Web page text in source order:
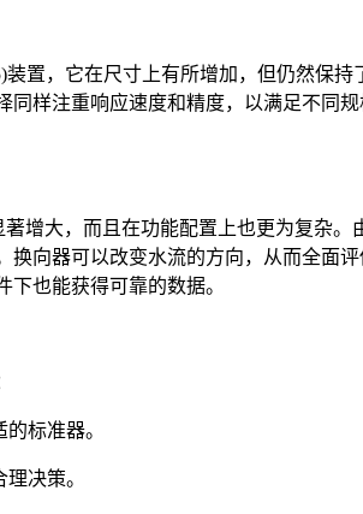
，它在尺寸上有所增加，但仍然保持
样注重响应速度和精度，以满足不同
大，而且在功能配置上也更为复杂。
向器可以改变水流的方向，从而全面
也能获得可靠的数据。
标准器。
决策。